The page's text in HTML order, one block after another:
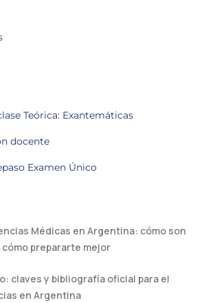
Teórica: Exantemáticas
docente
Examen Único
Médicas en Argentina: cómo son
prepararte mejor
claves y bibliografía oficial para el
en Argentina